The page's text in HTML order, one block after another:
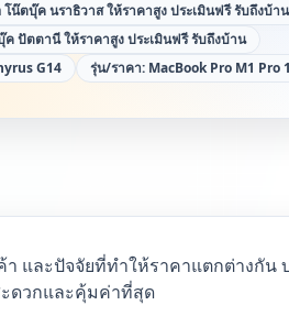
น๊ตบุ๊ค นราธิวาส ให้ราคาสูง ประเมินฟรี รับถึงบ้าน
ปัตตานี ให้ราคาสูง ประเมินฟรี รับถึงบ้าน
G14 รุ่น/ราคา: MacBook Pro M1 Pro
และปัจจัยที่ทำให้ราคาแตกต่างกัน
ะดวกและคุ้มค่าที่สุด